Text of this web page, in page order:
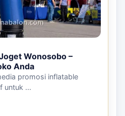
Wonosobo –
Anda
promosi inflatable
untuk ...
Rp5.000.000.
Rp3.500.000.